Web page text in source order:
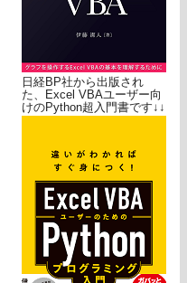
日経BP社から出版され
た、Excel VBAユーザー向
けのPython超入門書です↓↓